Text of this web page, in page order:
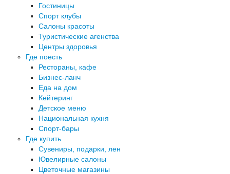
Гостиницы
Спорт клубы
Салоны красоты
Туристические агенства
Центры здоровья
Где поесть
Рестораны, кафе
Бизнес-ланч
Еда на дом
Кейтеринг
Детское меню
Национальная кухня
Спорт-бары
Где купить
Сувениры, подарки, лен
Ювелирные салоны
Цветочные магазины